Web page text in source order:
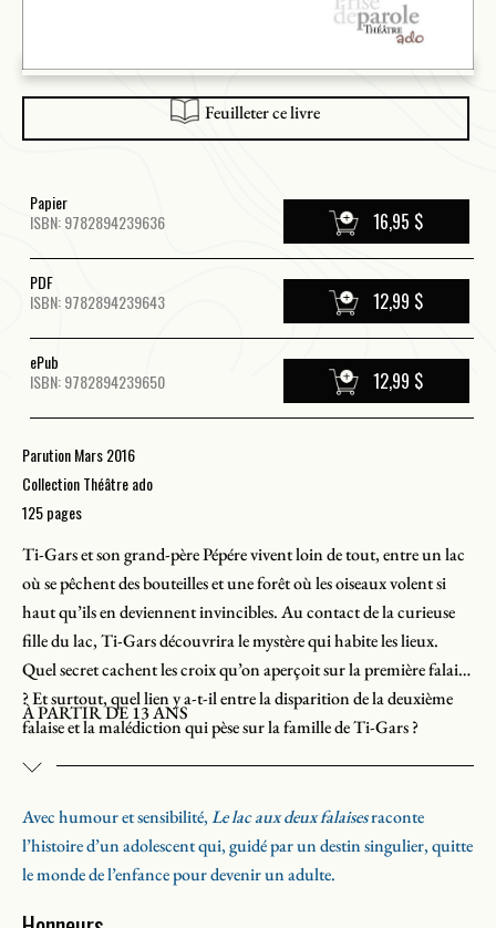
Feuilleter ce livre
Papier
ISBN: 9782894239636
16,95 $
PDF
ISBN: 9782894239643
12,99 $
ePub
ISBN: 9782894239650
12,99 $
Parution Mars 2016
Collection Théâtre ado
125 pages
Ti-Gars et son grand-père Pépére vivent loin de tout, entre un lac
où se pêchent des bouteilles et une forêt où les oiseaux volent si
haut qu’ils en deviennent invincibles. Au contact de la curieuse
fille du lac, Ti-Gars découvrira le mystère qui habite les lieux.
Quel secret cachent les croix qu’on aperçoit sur la première falaise
? Et surtout, quel lien y a-t-il entre la disparition de la deuxième
falaise et la malédiction qui pèse sur la famille de Ti-Gars ?
À PARTIR DE 13 ANS
Avec humour et sensibilité,Le lac aux deux falaisesraconte
l’histoire d’un adolescent qui, guidé par un destin singulier, quitte
le monde de l’enfance pour devenir un adulte.